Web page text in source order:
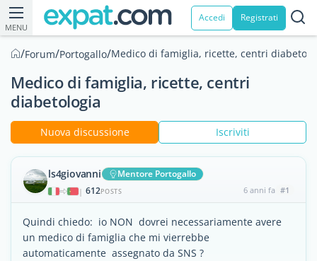
MENU
Accedi Registrati
/Forum/Portogallo/Medico di famiglia, ricette, centri
Medico di famiglia, ricette, centri
diabetologia
Nuova discussione Iscriviti
ls4giovanni Mentore Portogallo
| 612POSTS 6 anni fa #1
Quindi chiedo: io NON dovrei necessariamente avere
un medico di famiglia che mi vierrebbe
automaticamente assegnato da SNS ?